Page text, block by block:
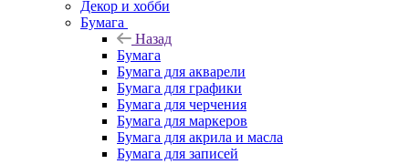
Декор и хобби
Бумага
Назад
Бумага
Бумага для акварели
Бумага для графики
Бумага для черчения
Бумага для маркеров
Бумага для акрила и масла
Бумага для записей